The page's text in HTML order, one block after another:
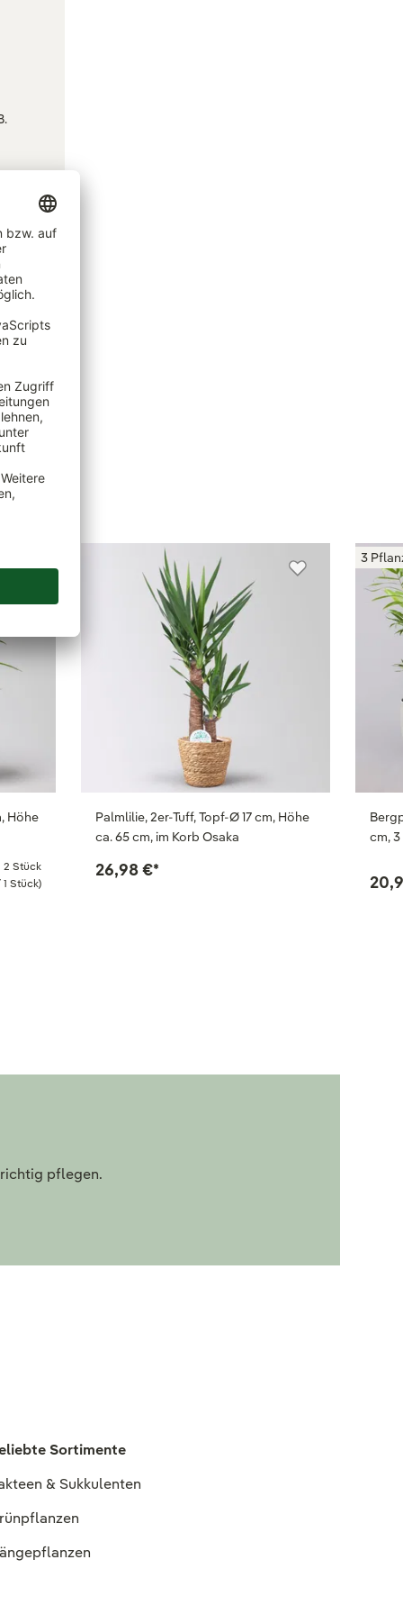
Höhe
2 Stück
Stück)
Palmlilie, 2er-Tuff, Topf-Ø 17 cm, Höhe
ca. 65 cm, im Korb Osaka
26,98 €*
3
cm,
pflegen.
Sortimente
& Sukkulenten